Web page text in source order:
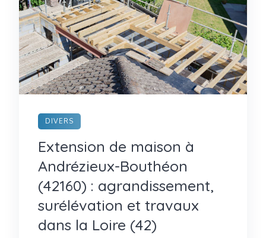
DIVERS
Extension de maison à
Andrézieux-Bouthéon
(42160) : agrandissement,
surélévation et travaux
dans la Loire (42)